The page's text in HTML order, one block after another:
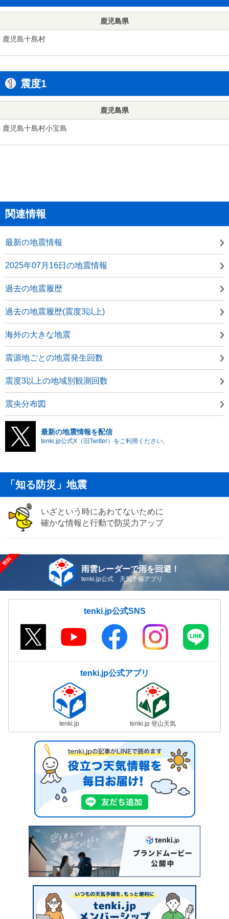
鹿児島県
鹿児島十島村
震度1
鹿児島県
鹿児島十島村小宝島
関連情報
最新の地震情報
2025年07月16日の地震情報
過去の地震履歴
過去の地震履歴(震度3以上)
海外の大きな地震
震源地ごとの地震発生回数
震度3以上の地域別観測回数
震央分布図
最新の地震情報を配信
tenki.jp公式X（旧Twitter）をご利用ください。
「知る防災」地震
いざという時にあわてないために
確かな情報と行動で防災力アップ
雨雲レーダーで雨を回避！
tenki.jp公式 天気予報アプリ
tenki.jp公式SNS
tenki.jp公式アプリ
tenki.jp tenki.jp 登山天気